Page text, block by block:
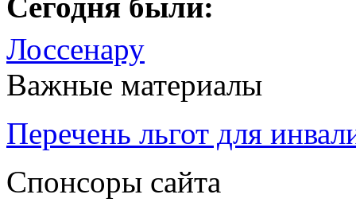
Лоссенару
Важные материалы
Перечень льгот для
Спонсоры сайта